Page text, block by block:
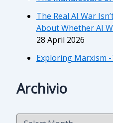
The Real AI War
About Whether AI
28 April 2026
Exploring Marxism
Archivio
A